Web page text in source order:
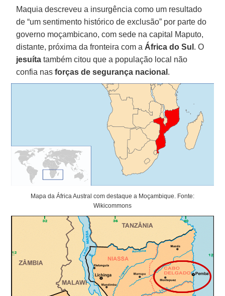
Maquia descreveu a insurgência como um resultado
de “um sentimento histórico de exclusão” por parte do
governo moçambicano, com sede na capital Maputo,
distante, próxima da fronteira com a África do Sul . O
jesuíta também citou que a população local não
confia nasforças de segurança nacional .
Mapa da África Austral com destaque a Moçambique. Fonte:
Wikicommons